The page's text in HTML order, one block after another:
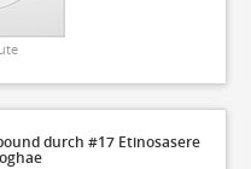
durch #17 Etinosasere